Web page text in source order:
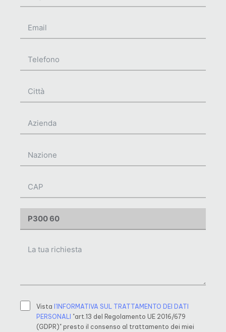
Vista l’INFORMATIVA SUL TRATTAMENTO DEI DATI
PERSONALI
"art.13 del Regolamento UE 2016/679
(GDPR)" presto il consenso al trattamento dei miei